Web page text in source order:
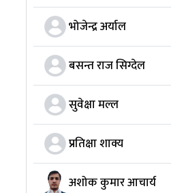
भोजेन्द्र अर्याल
बसन्त राज सिग्देल
सुवेक्षा मल्ल
प्रतिक्षा शाक्य
अशोक कुमार आचार्य